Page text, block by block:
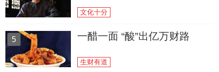
文化十分
5 一醋一面 “酸”出亿万财路
生财有道